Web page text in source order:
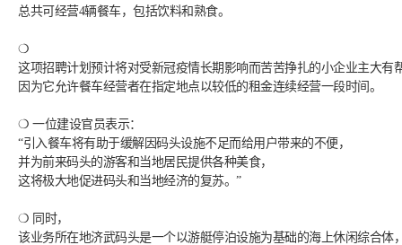
总共可经营4辆餐车，包括饮料和熟食。
❍
这项招聘计划预计将对受新冠疫情长期影响而苦苦挣扎的小企业主大有
因为它允许餐车经营者在指定地点以较低的租金连续经营一段时间。
❍ 一位建设官员表示：
“引入餐车将有助于缓解因码头设施不足而给用户带来的不便，
并为前来码头的游客和当地居民提供各种美食，
这将极大地促进码头和当地经济的复苏。”
❍ 同时，
该业务所在地济武码头是一个以游艇停泊设施为基础的海上休闲综合体